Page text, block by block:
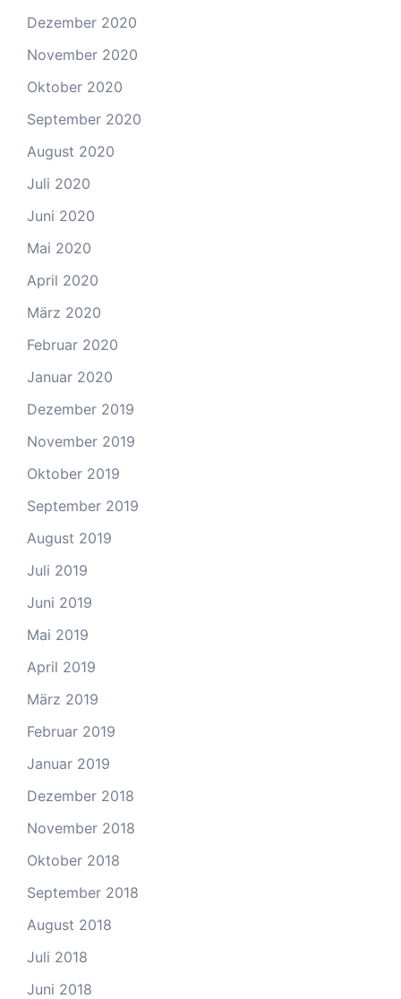
Dezember 2020
November 2020
Oktober 2020
September 2020
August 2020
Juli 2020
Juni 2020
Mai 2020
April 2020
März 2020
Februar 2020
Januar 2020
Dezember 2019
November 2019
Oktober 2019
September 2019
August 2019
Juli 2019
Juni 2019
Mai 2019
April 2019
März 2019
Februar 2019
Januar 2019
Dezember 2018
November 2018
Oktober 2018
September 2018
August 2018
Juli 2018
Juni 2018